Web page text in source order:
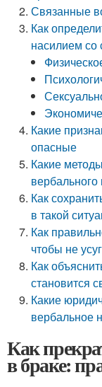
Связанные
Как
насилием со
Какие
опасные
Какие
Как
в такой
Как
чтобы не
Как
становится
Какие
вербальное
Как
в браке: